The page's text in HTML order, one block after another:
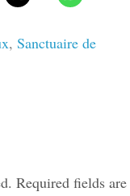
, Sanctuaire de
Required fields are